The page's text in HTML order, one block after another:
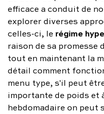
01 86 65 17 33
efficace a conduit de
explorer diverses
celles-ci, le régime
raison de sa promesse
tout en maintenant la
détail comment
menu type, s'il peut
importante de poids et
hebdomadaire on peut